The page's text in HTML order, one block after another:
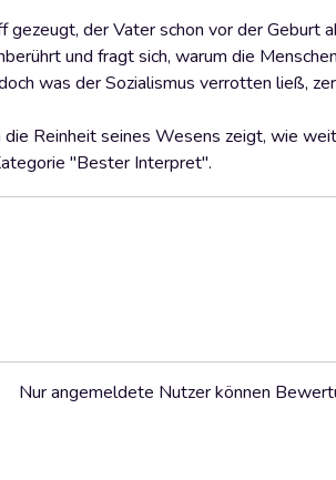
der Vater schon vor der Geburt
und fragt sich, warum die
was der Sozialismus verrotten ließ,
Reinheit seines Wesens zeigt, wie
"Bester Interpret".
Nur angemeldete Nutzer können